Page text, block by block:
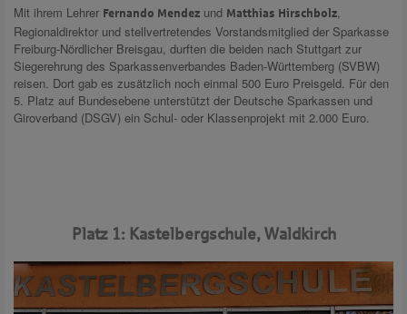
Mit ihrem Lehrer Fernando Mendez und Matthias Hirschbolz
Regionaldirektor und stellvertretendes Vorstandsmitglied der Sparkasse
Freiburg-Nördlicher Breisgau, durften die beiden nach Stuttgart zur
Siegerehrung des Sparkassenverbandes Baden-Württemberg (SVBW)
reisen. Dort gab es zusätzlich noch einmal 500 Euro Preisgeld. Für den
5. Platz auf Bundesebene unterstützt der Deutsche Sparkassen und
Giroverband (DSGV) ein Schul- oder Klassenprojekt mit 2.000 Euro.
Platz 1: Kastelbergschule, Waldkirch